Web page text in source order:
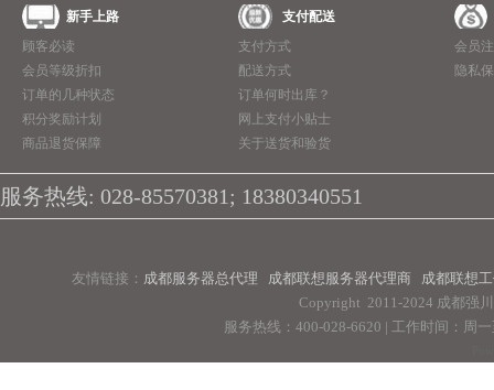
新手上路
顾客必读
会员等级折扣
订单的几种状态
积分奖励计划
商品退货保障
支付配送
支付方式
配送方式
订单何时出库？
网上支付小贴士
关于送货和验货
会员
隐私
服务热线: 028-85570381; 18380340551
友情链接： 成都服务器总代理 成都联想服务器代理商
成都联想
Copyright 2011-2024 成都强
服务热线：400-028-6620 | 工作时间：周